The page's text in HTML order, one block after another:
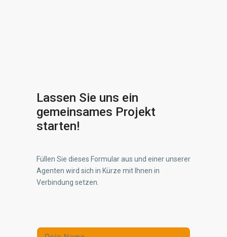
Lassen Sie uns ein
gemeinsames Projekt
starten!
Füllen Sie dieses Formular aus und einer unserer
Agenten wird sich in Kürze mit Ihnen in
Verbindung setzen.